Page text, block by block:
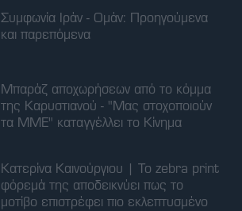
Συμφωνία Ιράν - Ομάν: Προηγούμενα
και παρεπόμενα
Μπαράζ αποχωρήσεων από το κόμμα
της Καρυστιανού - "Μας στοχοποιούν
τα ΜΜΕ" καταγγέλλει το Κίνημα
Κατερίνα Καινούργιου | Το zebra print
φόρεμά της αποδεικνύει πως το
μοτίβο επιστρέφει πιο εκλεπτυσμένο